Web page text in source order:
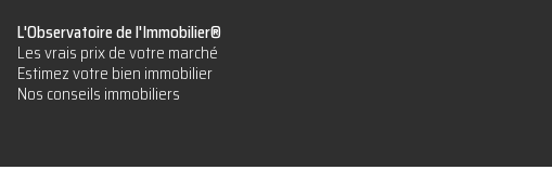
L'Observatoire de l'Immobilier®
Les vrais prix de votre marché
Estimez votre bien immobilier
Nos conseils immobiliers